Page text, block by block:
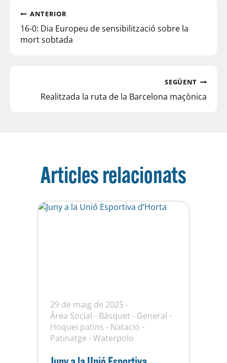
ANTERIOR
16-0: Dia Europeu de sensibilització sobre la
mort sobtada
SEGÜENT
Realitzada la ruta de la Barcelona maçònica
Articles relacionats
29 de maig de 2025
Àrea Social - Bàsquet - General -
Hoquei patins - Natació -
Patinatge -Waterpolo